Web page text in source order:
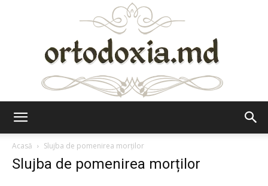
Acasă
Slujba de pomenirea morților
Slujba de pomenirea morților